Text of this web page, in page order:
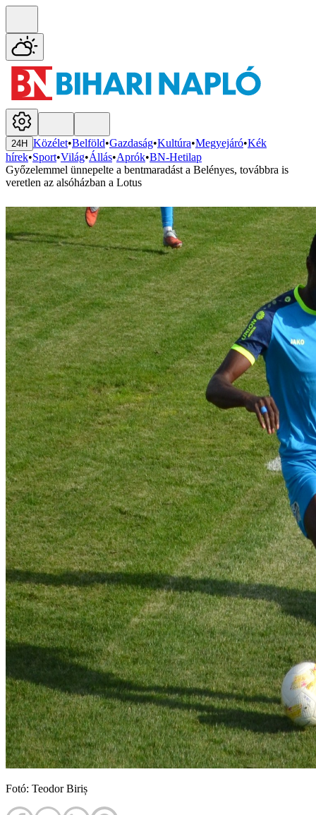
24H Közélet•Belföld•Gazdaság•Kultúra•Megyejáró•Kék
hírek•Sport•Világ•Állás•Aprók•BN-Hetilap
Győzelemmel ünnepelte a bentmaradást a Belényes, továbbra is
veretlen az alsóházban a Lotus
Fotó: Teodor Biriș